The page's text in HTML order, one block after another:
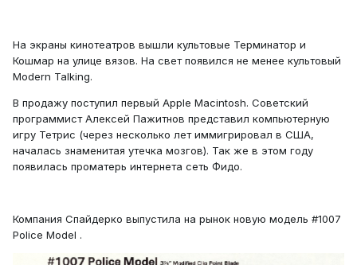
На экраны кинотеатров вышли культовые Терминатор и
Кошмар на улице вязов. На свет появился не менее культовый
Modern Talking.
В продажу поступил первый Apple Macintosh. Советский
программист Алексей Пажитнов представил компьютерную
игру Тетрис (через несколько лет иммигрировал в США,
началась знаменитая утечка мозгов). Так же в этом году
появилась проматерь интернета сеть Фидо.
Компания Спайдерко выпустила на рынок новую модель #1007
Police Model .